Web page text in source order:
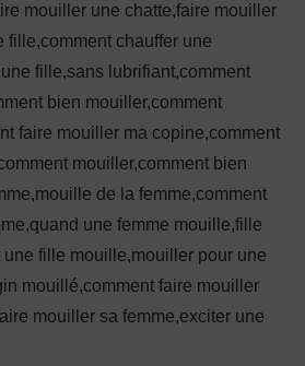
mouiller une chatte,faire mouiller
fille,comment chauffer une
fille,sans lubrifiant,comment
bien mouiller,comment
faire mouiller ma copine,comment
mouiller,comment bien
de la femme,comment
une femme mouille,fille
fille mouille,mouiller pour une
mouillé,comment faire mouiller
mouiller sa femme,exciter une